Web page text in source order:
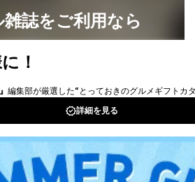
的を実施するために守秘義務を結ん
報を開示することがあります。
は具体的には以下のような企業です
ません。
などの決済代行・料金回収会社、広
社、出版物発売元、卸売会社、販売
供給者、梱包会社、配送会社、新聞
梱包・配送・配達会社
誌をご利用なら
が無料で読み放題！
DOWNLOAD FOR IOS
FOR ANDROID